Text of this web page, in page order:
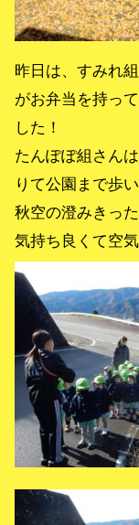
昨日は、すみれ
がお弁当を持っ
した！
たんぽぽ組さん
りて公園まで歩
秋空の澄みきっ
気持ち良くて空